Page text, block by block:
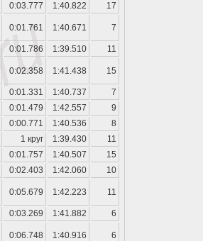
0:03.777 1:40.822 17
0:01.761 1:40.671 7
0:01.786 1:39.510 11
0:02.358 1:41.438 15
0:01.331 1:40.737
7
0:01.479 1:42.557
9
0:00.771 1:40.536
8
1 круг 1:39.430
11
0:01.757 1:40.507
15
0:02.403 1:42.060 10
0:05.679 1:42.223 11
0:03.269 1:41.882 6
0:06.748 1:40.916 6